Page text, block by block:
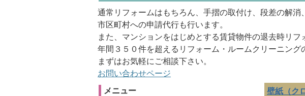
通常リフォームはもちろん、手摺の取付け、段差の解
市区町村への申請代行も行います。
また、マンションをはじめとする賃貸物件の退去時リフ
年間３５０件を超えるリフォーム・ルームクリーニング
まずはお気軽にご相談下さい。
お問い合わせページ
メニュー
壁紙（ク